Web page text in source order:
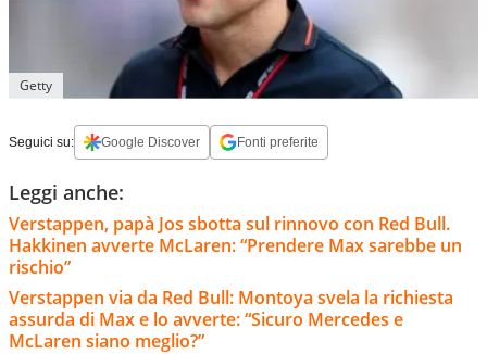
Getty
Seguici su: Google Discover Fonti preferite
Leggi anche:
Verstappen, papà Jos sbotta sul rinnovo con Red Bull.
Hakkinen avverte McLaren: “Prendere Max sarebbe un
rischio”
Verstappen via da Red Bull: Montoya svela la richiesta
assurda di Max e lo avverte: “Sicuro Mercedes e
McLaren siano meglio?”